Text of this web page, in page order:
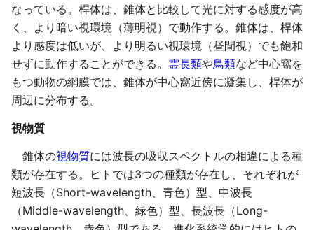
なっている。桿体は、錐体と比較して光に対する感度が高
く、より暗い視環境（薄明視）で動作する。錐体は、桿体
より感度は低いが、より明るい視環境（昼間視）でも飽和
せずに動作することができる。 霊長類や鳥類など中心窩を
もつ動物の網膜では、錐体が中心窩近傍に凝集し、桿体が
周辺に分布する。
視物質
錐体の視物質には波長の吸収スペクトルの相違による種
類が存在する。ヒトでは3つの種類が存在し、それぞれが
短波長（Short-wavelength、青色）型、中波長
（Middle-wavelength、緑色）型、長波長（Long-